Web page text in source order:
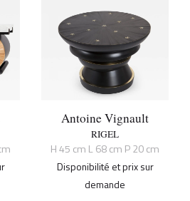
Antoine Vignault
RIGEL
H 45 cm L 68 cm P 20 cm
Disponibilité et prix sur
demande